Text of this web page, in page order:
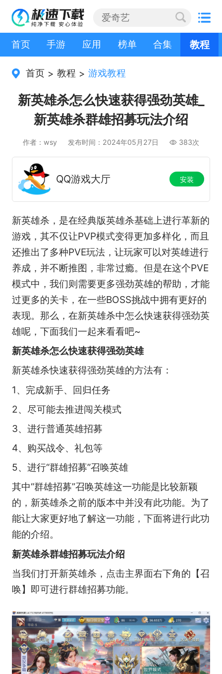
首页 手游 应用 榜单 合集 教程
首页 > 教程 > 游戏教程
新英雄杀怎么快速获得强劲英雄_
新英雄杀群雄招募玩法介绍
作者：wsy 发布时间：2024年05月27日 383次
QQ游戏大厅 安装
新英雄杀，是在经典版英雄杀基础上进行革新的
游戏，其不仅让PVP模式变得更加多样化，而且
还推出了多种PVE玩法，让玩家可以对英雄进行
养成，并不断推图，非常过瘾。但是在这个PVE
模式中，我们则需要更多强劲英雄的帮助，才能
过更多的关卡，在一些BOSS挑战中拥有更好的
表现。那么，在新英雄杀中怎么快速获得强劲英
雄呢，下面我们一起来看看吧~
新英雄杀怎么快速获得强劲英雄
新英雄杀快速获得强劲英雄的方法有：
1、完成新手、回归任务
2、尽可能去推进闯关模式
3、进行普通英雄招募
4、购买战令、礼包等
5、进行“群雄招募”召唤英雄
其中“群雄招募”召唤英雄这一功能是比较新颖
的，新英雄杀之前的版本中并没有此功能。为了
能让大家更好地了解这一功能，下面将进行此功
能的介绍。
新英雄杀群雄招募玩法介绍
当我们打开新英雄杀，点击主界面右下角的【召
唤】即可进行群雄招募功能。